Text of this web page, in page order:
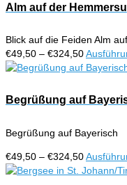
Alm auf der
Blick auf die Feiden Alm
€49,50 – €324,50
€49,50
€324,50
Begrüßung auf
Begrüßung auf Bayerisch
€49,50 – €324,50
€49,50